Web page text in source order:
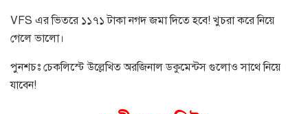
VFS এর ভিতরে ১১৭১ টাকা নগদ জমা দিতে হবে! খুচরা করে নিয়ে
গেলে ভালো।
পুনশচঃ চেকলিস্টে উল্লেখিত অরজিনাল ডকুমেন্টস গুলোও সাথে নিয়ে
যাবেন!